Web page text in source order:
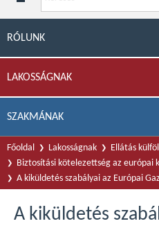
RÓLUNK
LAKOSSÁGNAK
SZAKMÁNAK
Főoldal Lakosságnak
Ellátás
Biztosítási kötelezettség az európai
A kiküldetés szabályai az Európai
A kiküldetés